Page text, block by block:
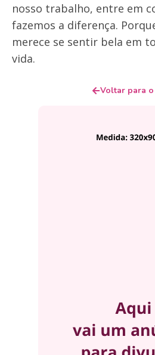
nosso trabalho, entre em
fazemos a diferença.
merece se sentir bela em
vida.
Voltar para